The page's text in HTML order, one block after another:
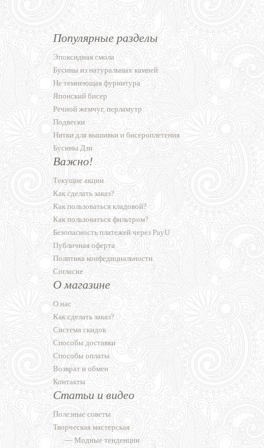
Популярные разделы
Эпоксидная смола
Бусины из натуральных камней
Не темнеющая фурнитура
Японский бисер
Речной жемчуг, перламутр
Подвески
Нитки для вышивки и бисероплетения
Бусины Дзи
Важно!
Текущие акции
Как сделать заказ?
Как пользоваться кладовой?
Как пользоваться фильтром?
Безопасность платежей через PayU
Публичная оферта
Политика конфедициальности
Согласие
О магазине
О нас
Как сделать заказ?
Система скидок
Способы доставки
Способы оплаты
Возврат и обмен
Контакты
Статьи и видео
Полезные советы
Творческая мастерская
— Модные тенденции